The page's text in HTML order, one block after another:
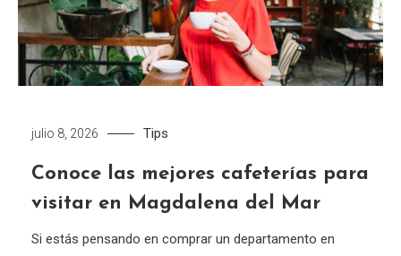
julio 8, 2026 Tips
Conoce las mejores cafeterías para
visitar en Magdalena del Mar
Si estás pensando en comprar un departamento en